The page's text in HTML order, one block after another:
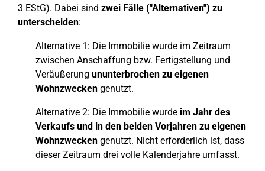
3 EStG). Dabei sind zwei Fälle ("Alternativen") zu
unterscheiden:
Alternative 1: Die Immobilie wurde im Zeitraum
zwischen Anschaffung bzw. Fertigstellung und
Veräußerung ununterbrochen zu eigenen
Wohnzwecken genutzt.
Alternative 2: Die Immobilie wurde im Jahr des
Verkaufs und in den beiden Vorjahren zu eigenen
Wohnzwecken genutzt. Nicht erforderlich ist, dass
dieser Zeitraum drei volle Kalenderjahre umfasst.